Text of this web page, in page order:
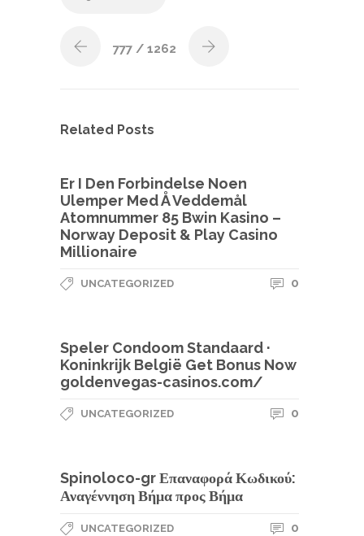
777 / 1262
Related Posts
Er I Den Forbindelse Noen
Ulemper Med Å Veddemål
Atomnummer 85 Bwin Kasino –
Norway Deposit & Play Casino
Millionaire
UNCATEGORIZED 0
Speler Condoom Standaard ·
Koninkrijk België Get Bonus Now
goldenvegas-casinos.com/
UNCATEGORIZED 0
Spinoloco-gr Επαναφορά Κωδικού:
Αναγέννηση Βήμα προς Βήμα
UNCATEGORIZED 0